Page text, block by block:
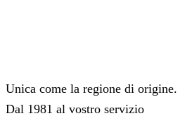
Unica come la regione di origine.
Dal 1981 al vostro servizio